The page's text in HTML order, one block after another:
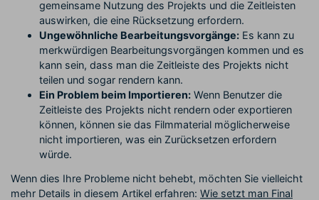
gemeinsame Nutzung des Projekts und die Zeitleisten
auswirken, die eine Rücksetzung erfordern.
Ungewöhnliche Bearbeitungsvorgänge: Es kann zu
merkwürdigen Bearbeitungsvorgängen kommen und es
kann sein, dass man die Zeitleiste des Projekts nicht
teilen und sogar rendern kann.
Ein Problem beim Importieren: Wenn Benutzer die
Zeitleiste des Projekts nicht rendern oder exportieren
können, können sie das Filmmaterial möglicherweise
nicht importieren, was ein Zurücksetzen erfordern
würde.
Wenn dies Ihre Probleme nicht behebt, möchten Sie vielleicht
mehr Details in diesem Artikel erfahren: Wie setzt man Final